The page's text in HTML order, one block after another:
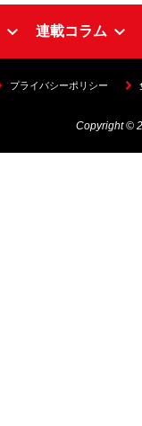
連載コラム
プライバシーポリシー
Copyright ©